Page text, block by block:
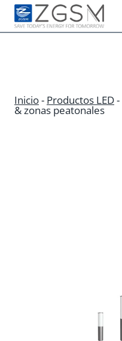
Skip
Inicio- Productos LED-
& zonas peatonales